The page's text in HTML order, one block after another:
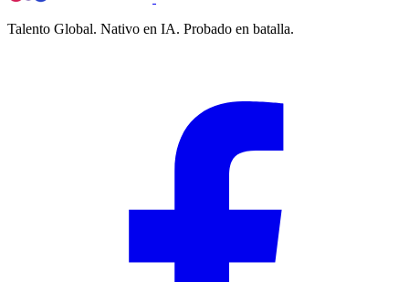
Talento Global. Nativo en IA. Probado en batalla.